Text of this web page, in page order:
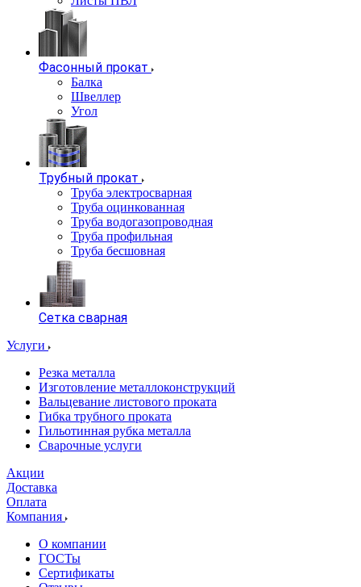
Фасонный прокат
Балка
Швеллер
Угол
Трубный прокат
Труба электросварная
Труба оцинкованная
Труба водогазопроводная
Труба профильная
Труба бесшовная
Сетка сварная
Услуги
Резка металла
Изготовление металлоконструкций
Вальцевание листового проката
Гибка трубного проката
Гильотинная рубка металла
Сварочные услуги
Акции
Доставка
Оплата
Компания
О компании
ГОСТы
Сертификаты